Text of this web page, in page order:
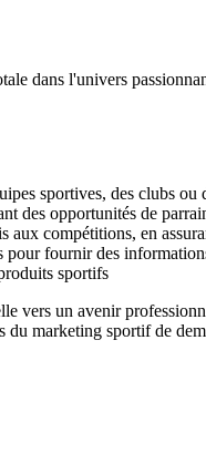
dans l'univers
sportives, des clubs
des opportunités de
aux compétitions, en
pour fournir des
sportifs
vers un avenir
du marketing sportif de